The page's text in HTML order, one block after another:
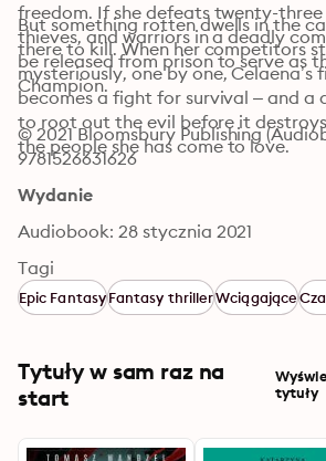
freedom. If she defeats twenty-three
thieves, and warriors in a deadly
be released from prison to serve as
Champion.
But something rotten dwells in the
there to kill. When her competitors
mysteriously, one by one,
becomes a fight for survival – and a
to root out the evil before it
the people she has come to love.
© 2021 Bloomsbury Publishing
9781526631626
Wydanie
Audiobook: 28 stycznia 2021
Tagi
Epic FantasyFantasy thrillerWciągające
Tytuły w sam raz na
start
tytuły